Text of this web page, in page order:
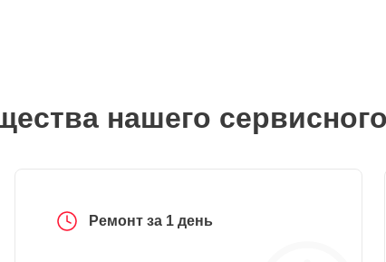
нашего
Ремонт за 1 день